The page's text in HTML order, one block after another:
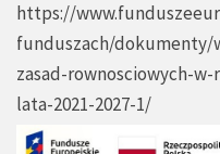
https://
funduszach/dokumenty/
zasad-rownosciowych-
lata-2021-2027-1/